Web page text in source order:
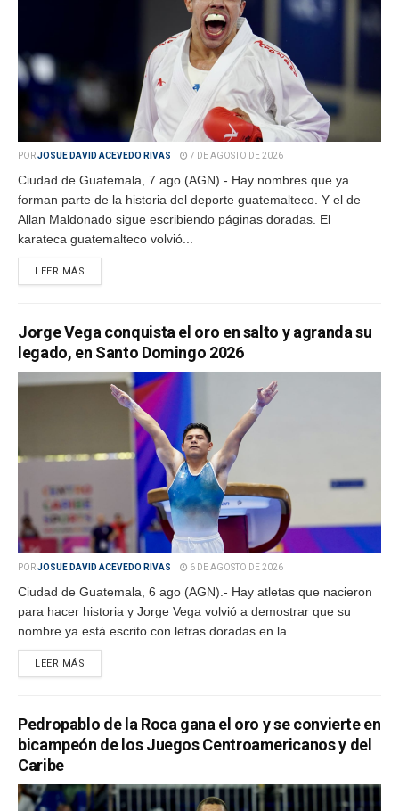
PORJOSUE DAVID ACEVEDO RIVAS 7 DE AGOSTO DE 2026
Ciudad de Guatemala, 7 ago (AGN).- Hay nombres que ya
forman parte de la historia del deporte guatemalteco. Y el de
Allan Maldonado sigue escribiendo páginas doradas. El
karateca guatemalteco volvió...
LEER MÁS
Jorge Vega conquista el oro en salto y agranda su
legado, en Santo Domingo 2026
PORJOSUE DAVID ACEVEDO RIVAS 6 DE AGOSTO DE 2026
Ciudad de Guatemala, 6 ago (AGN).- Hay atletas que nacieron
para hacer historia y Jorge Vega volvió a demostrar que su
nombre ya está escrito con letras doradas en la...
LEER MÁS
Pedropablo de la Roca gana el oro y se convierte en
bicampeón de los Juegos Centroamericanos y del
Caribe